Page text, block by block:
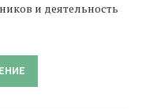
и деятельность